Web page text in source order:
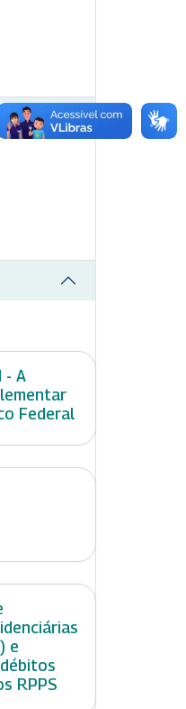
- A
Federal
e
RPPS